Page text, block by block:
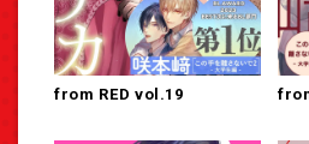
from RED vol.19